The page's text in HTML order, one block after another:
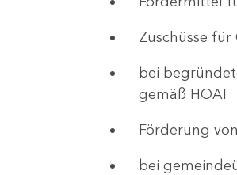
Zuschüsse
bei
gemäß HOAI
Förderung
bei